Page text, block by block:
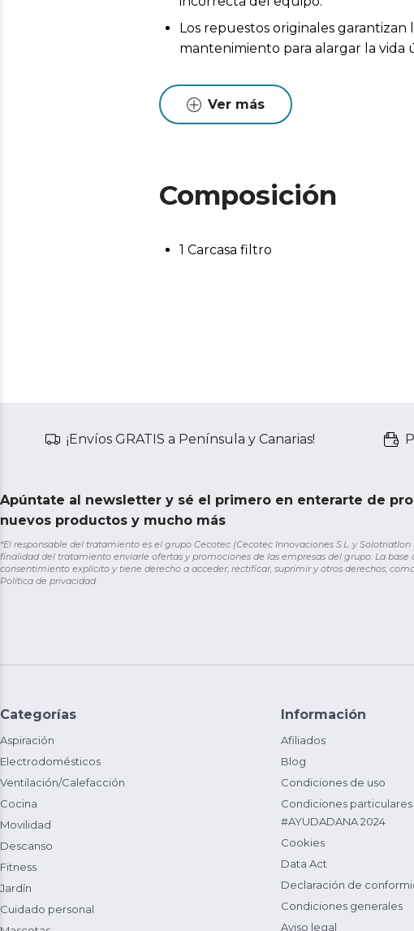
Los repuestos originales
mantenimiento para alargar la vida
Ver más
Composición
1 Carcasa filtro
¡Envíos GRATIS a Península y Canarias!
Apúntate al newsletter y sé el primero en enterarte de
nuevos productos y mucho más
*El responsable del tratamiento es el grupo Cecotec (Cecotec Innovaciones S.L. y Solotriatlon
finalidad del tratamiento enviarle ofertas y promociones de las empresas del grupo. La
consentimiento explícito y tiene derecho a acceder, rectificar, suprimir y otros derechos,
Política de privacidad
Categorías
Aspiración
Electrodomésticos
Ventilación/Calefacción
Cocina
Movilidad
Descanso
Fitness
Jardín
Cuidado personal
Información
Afiliados
Blog
Condiciones de uso
Condiciones particulares
#AYUDADANA 2024
Cookies
Data Act
Declaración de
Condiciones generales
Aviso legal